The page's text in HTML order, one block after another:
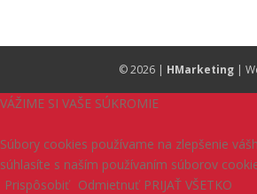
© 2026 | HMarketing |
VÁŽIME SI VAŠE SÚKROMIE
Súbory cookies používame na zlepšenie
súhlasíte s naším používaním súborov
Prispôsobiť Odmietnuť PRIJAŤ VŠETKO